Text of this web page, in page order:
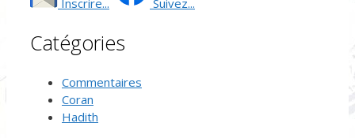
Catégories
Commentaires
Coran
Hadith